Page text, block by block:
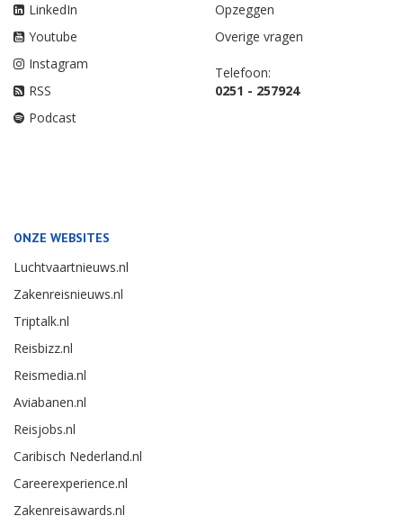
LinkedIn
Youtube
Instagram
RSS
Podcast
Opzeggen
Overige vragen
Telefoon:
0251 - 257924
ONZE WEBSITES
Luchtvaartnieuws.nl
Zakenreisnieuws.nl
Triptalk.nl
Reisbizz.nl
Reismedia.nl
Aviabanen.nl
Reisjobs.nl
Caribisch Nederland.nl
Careerexperience.nl
Zakenreisawards.nl